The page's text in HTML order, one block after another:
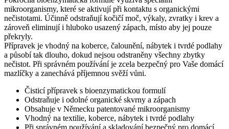
mikroorganismy, které se aktivují při kontaktu s organickými
nečistotami. Účinně odstraňují kočičí moč, výkaly, zvratky i krev a
zároveň eliminují i hluboko usazený zápach, místo aby jej pouze
překryly.
Přípravek je vhodný na koberce, čalounění, nábytek i tvrdé podlahy
a působí tak dlouho, dokud nejsou odstraněny všechny zbytky
nečistot. Při správném používání je zcela bezpečný pro Vaše domácí
mazlíčky a zanechává příjemnou svěží vůni.
Čisticí přípravek s bioenzymatickou formulí
Odstraňuje i odolné organické skvrny a zápach
Obsahuje v Německu patentované mikroorganismy
Vhodný na textilie, koberce, nábytek i tvrdé podlahy
Při správném používání a skladování bezpečný pro domácí